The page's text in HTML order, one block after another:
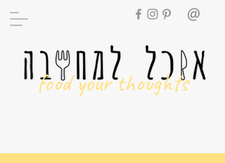
food your thoughts